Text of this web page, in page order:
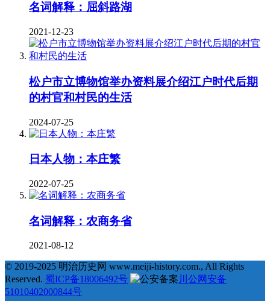
名词解释：屈斜路湖
2021-12-23
松户市立博物馆举办资料展介绍江户时代后期
的村官和村民的生活
2024-07-25
日本人物：本庄繁
2022-07-25
名词解释：农商务省
2021-08-12
© 2019-2025 明治历史网 www.meiji-history.com., All Rights
Reserved. 蜀ICP备18006492号
川公网安备
51010402000844号